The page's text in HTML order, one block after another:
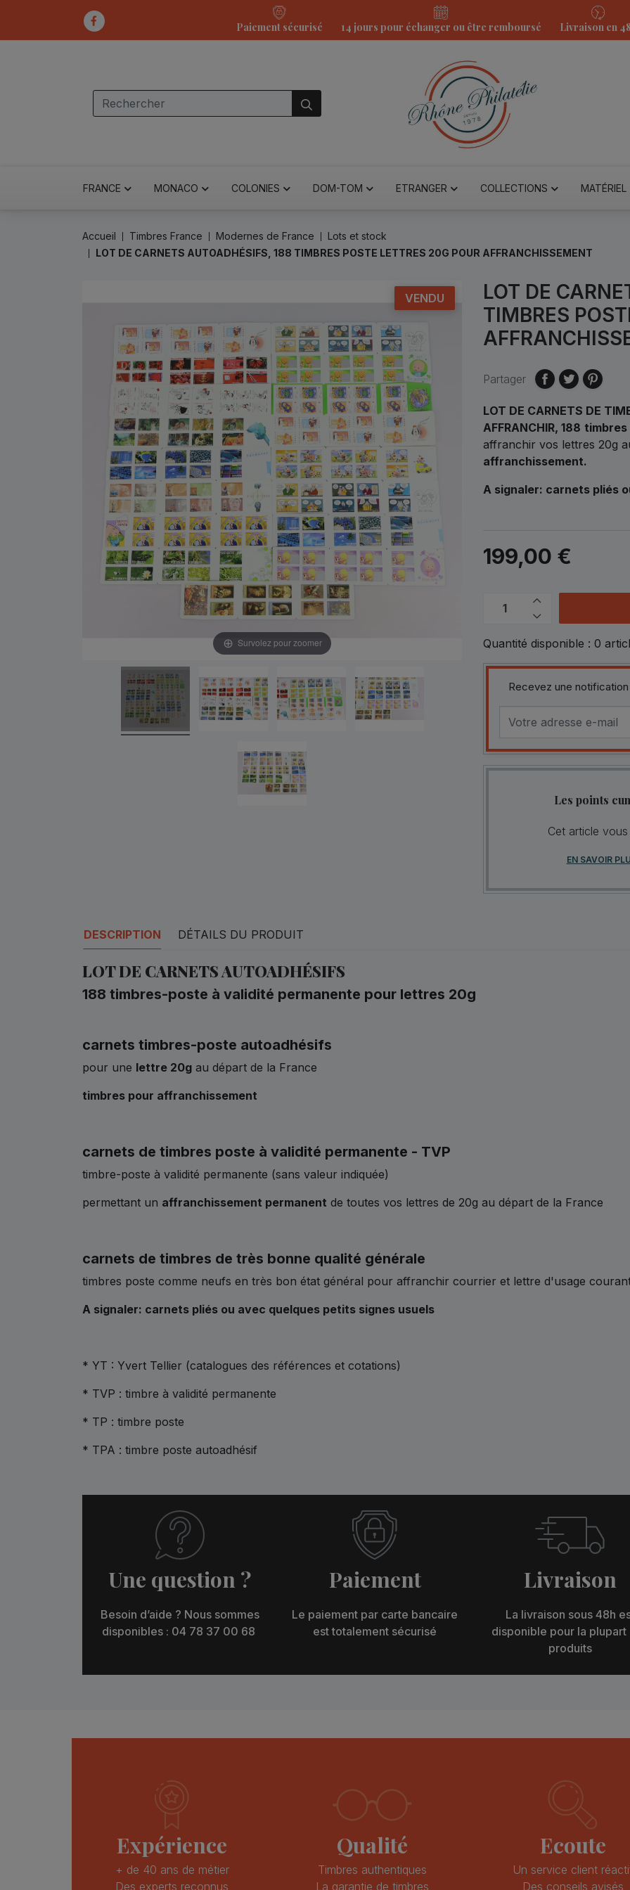
Paiement sécurisé 14 jours pour échanger ou être remboursé Livraison en
FRANCE MONACO COLONIES DOM-TOM ETRANGER COLLECTIONS MATÉRIEL
Accueil Timbres France Modernes de France
Lots et stock
LOT DE CARNETS AUTOADHÉSIFS, 188 TIMBRES POSTE LETTRES 20G POUR AFFRANCHISSEMENT
VENDU
Survolez pour zoomer
LOT DE
TIMBRES
Partager
LOT DE CARNETS DE
AFFRANCHIR, 188
affranchir vos lettres 20g
affranchissement.
A signaler: carnets pliés
199,00 €
Quantité disponible : 0
Recevez une
Les points
Cet article
EN SAVOIR
DESCRIPTION DÉTAILS DU PRODUIT
LOT DE CARNETS AUTOADHÉSIFS
188 timbres-poste à validité permanente pour lettres 20g
carnets timbres-poste autoadhésifs
pour une lettre 20g au départ de la France
timbres pour affranchissement
carnets de timbres poste à validité permanente - TVP
timbre-poste à validité permanente (sans valeur indiquée)
permettant un affranchissement permanent de toutes vos lettres de 20g au départ de la France
carnets de timbres de très bonne qualité générale
timbres poste comme neufs en très bon état général pour affranchir courrier et lettre d'usage
A signaler: carnets pliés ou avec quelques petits signes usuels
* YT : Yvert Tellier (catalogues des références et cotations)
* TVP : timbre à validité permanente
* TP : timbre poste
* TPA : timbre poste autoadhésif
Une question ?
Besoin d’aide ? Nous sommes
disponibles : 04 78 37 00 68
Paiement
Le paiement par carte bancaire
est totalement sécurisé
Livraison
La livraison sous 48h
disponible pour la plupart
produits
Expérience
+ de 40 ans de métier
Des experts reconnus
Qualité
Timbres authentiques
La garantie de timbres
Ecoute
Un service client
Des conseils avisés